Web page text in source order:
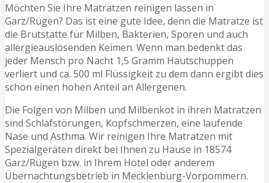
Möchten Sie Ihre Matratzen reinigen lassen in
Garz/Rügen? Das ist eine gute Idee, denn die Matratze ist
die Brutstätte für Milben, Bakterien, Sporen und auch
allergieauslösenden Keimen. Wenn man bedenkt das
jeder Mensch pro Nacht 1,5 Gramm Hautschuppen
verliert und ca. 500 ml Flüssigkeit zu dem dann ergibt dies
schon einen hohen Anteil an Allergenen.
Die Folgen von Milben und Milbenkot in ihren Matratzen
sind Schlafstörungen, Kopfschmerzen, eine laufende
Nase und Asthma. Wir reinigen Ihre Matratzen mit
Spezialgeräten direkt bei Ihnen zu Hause in 18574
Garz/Rügen bzw. in Ihrem Hotel oder anderem
Übernachtungsbetrieb in Mecklenburg-Vorpommern.